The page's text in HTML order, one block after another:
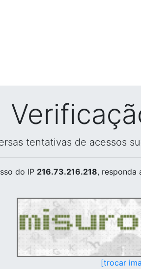
tentativas de acessos
do IP 216.73.216.218, responda
[trocar